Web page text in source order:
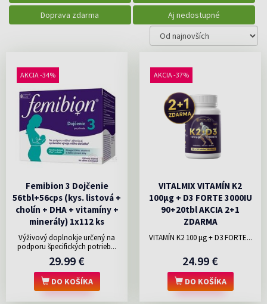
Doprava zdarma
Aj nedostupné
AKCIA -34%
Femibion 3 Dojčenie
56tbl+56cps (kys. listová +
cholín + DHA + vitamíny +
minerály) 1x112 ks
Výživový doplnokje určený na
podporu špecifických potrieb...
29.99 €
DO KOŠÍKA
AKCIA -37%
VITALMIX VITAMÍN K2
100µg + D3 FORTE 3000IU
90+20tbl AKCIA 2+1
ZDARMA
VITAMÍN K2 100 μg + D3 FORTE...
24.99 €
DO KOŠÍKA